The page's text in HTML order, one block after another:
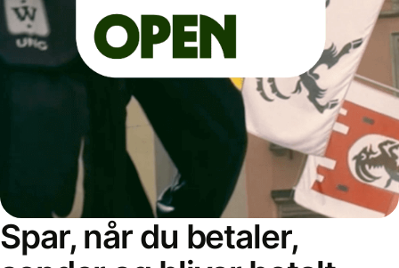
Spar, når du betaler,